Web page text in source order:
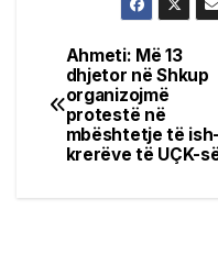
Post
navigation
Ahmeti: Më 13
dhjetor në Shkup
organizojmë
protestë në
mbështetje të ish-
krerëve të UÇK-